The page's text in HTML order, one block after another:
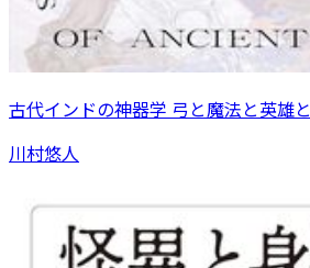
古代インドの神器学 弓と魔法と英雄と
川村悠人